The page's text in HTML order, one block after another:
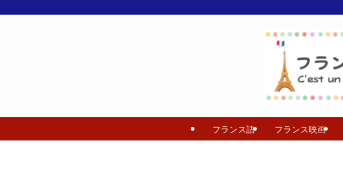
フランス語 フランス映画